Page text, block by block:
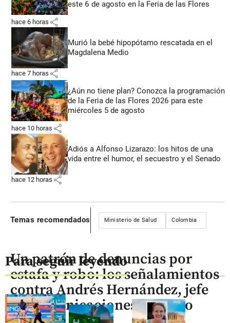
este 6 de agosto en la Feria de las Flores
hace 6 horas share
Murió la bebé hipopótamo rescatada en el
Magdalena Medio
hace 7 horas share
¿Aún no tiene plan? Conozca la programación
de la Feria de las Flores 2026 para este
miércoles 5 de agosto
hace 10 horas share
Adiós a Alfonso Lizarazo: los hitos de una
vida entre el humor, el secuestro y el Senado
hace 12 horas share
Temas recomendados Ministerio de Salud Colombia
Para seguir leyendo
Un patrón de denuncias por
estafa y robo: los señalamientos
contra Andrés Hernández, jefe
de comunicaciones de Petro